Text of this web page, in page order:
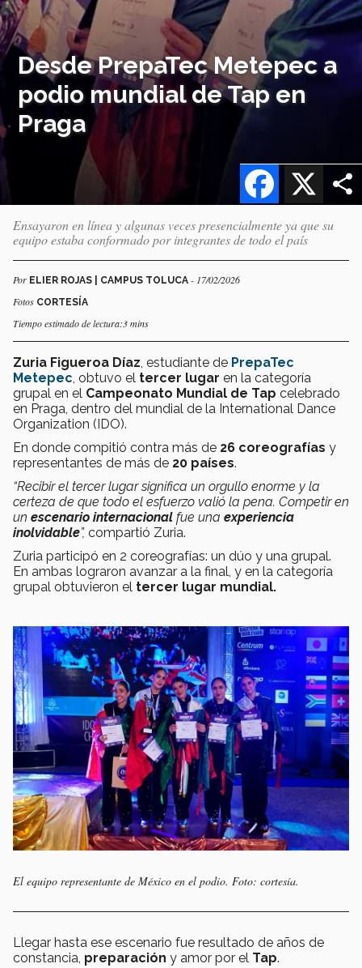
Desde PrepaTec Metepec a
podio mundial de Tap en
Praga
X
Facebook
Ensayaron en línea y algunas veces presencialmente ya que su
equipo estaba conformado por integrantes de todo el país
Por ELIER ROJAS | CAMPUS TOLUCA - 17/02/2026
Fotos CORTESÍA
Tiempo estimado de lectura:3 mins
Zuria Figueroa Díaz , estudiante de PrepaTec
Metepec , obtuvo el tercer lugar en la categoría
grupal en el Campeonato Mundial de Tap celebrado
en Praga, dentro del mundial de la International Dance
Organization (IDO).
En donde compitió contra más de 26 coreografías y
representantes de más de 20 países.
“Recibir el tercer lugar significa un orgullo enorme y la
certeza de que todo el esfuerzo valió la pena. Competir en
un escenario internacional fue una experiencia
inolvidable”, compartió Zuria.
Zuria participó en 2 coreografías: un dúo y una grupal.
En ambas lograron avanzar a la final, y en la categoría
grupal obtuvieron el tercer lugar mundial.
El equipo representante de México en el podio. Foto: cortesía.
Llegar hasta ese escenario fue resultado de años de
constancia, preparación y amor por el Tap.